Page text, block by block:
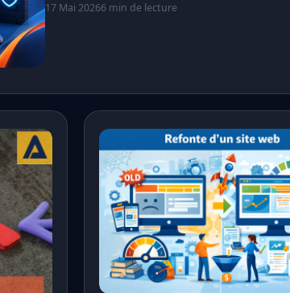
17 Mai 20266 min de lecture